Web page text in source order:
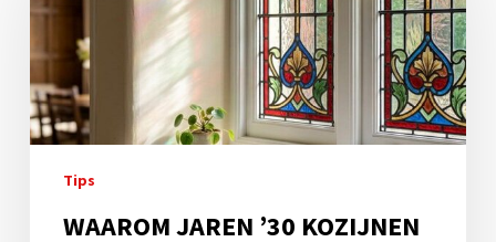
kozijnen
goed
idee
zijn
Tips
WAAROM JAREN ’30 KOZIJNEN